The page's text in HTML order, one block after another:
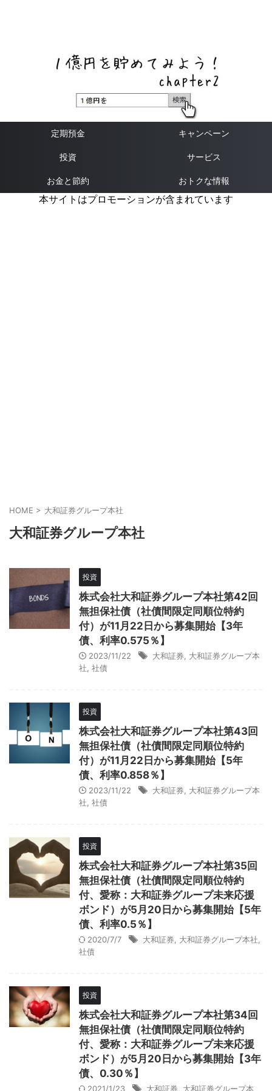
定期預金 キャンペーン
投資 サービス
お金と節約 おトクな情報
本サイトはプロモーションが含まれています
HOME > 大和証券グループ本社
大和証券グループ本社
投資
株式会社大和証券グループ本社第42回
無担保社債（社債間限定同順位特約
付）が11月22日から募集開始【3年
債、利率0.575％】
2023/11/22 大和証券
大和証券グループ本
社 社債
投資
株式会社大和証券グループ本社第43回
無担保社債（社債間限定同順位特約
付）が11月22日から募集開始【5年
債、利率0.858％】
2023/11/22 大和証券
大和証券グループ本
社 社債
投資
株式会社大和証券グループ本社第35回
無担保社債（社債間限定同順位特約
付、愛称：大和証券グループ未来応援
ボンド）が5月20日から募集開始【5年
債、利率0.5％】
2020/7/7 大和証券 大和証券グループ本社
社債
投資
株式会社大和証券グループ本社第34回
無担保社債（社債間限定同順位特約
付、愛称：大和証券グループ未来応援
ボンド）が5月20日から募集開始【3年
債、0.30％】
2021/1/23 大和証券 大和証券グループ本